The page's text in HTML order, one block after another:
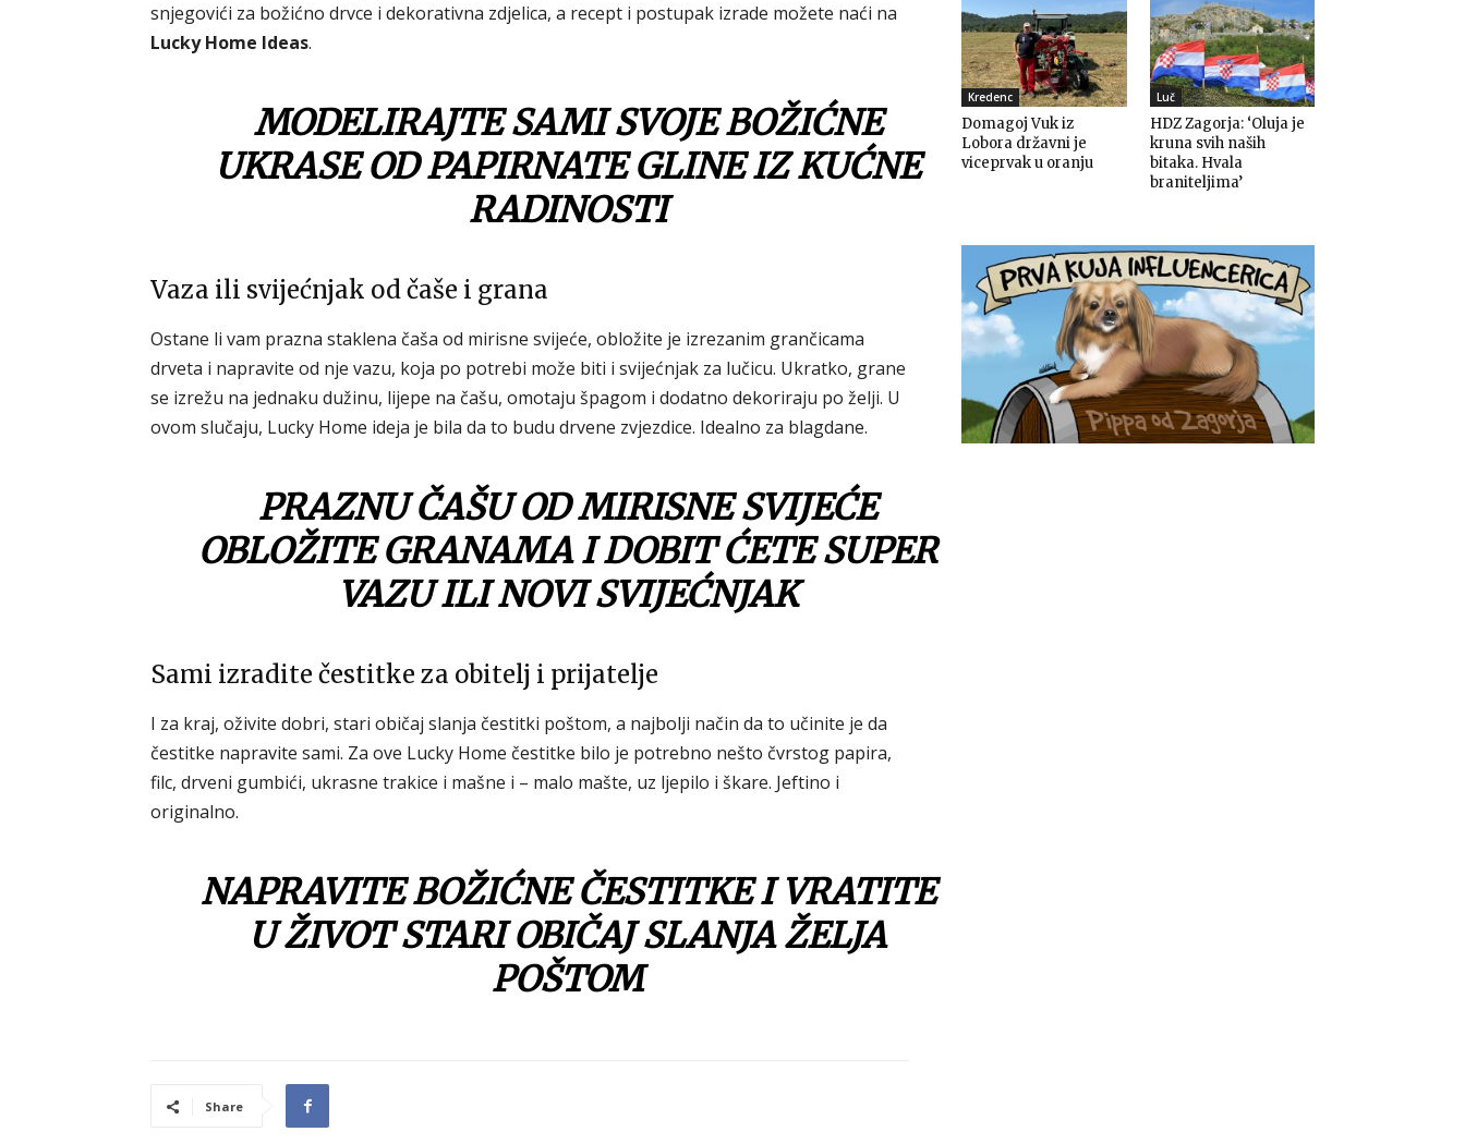
snjegovići za božićno drvce i dekorativna zdjelica, a recept i postupak izrade možete naći na
Lucky Home Ideas.
MODELIRAJTE SAMI SVOJE BOŽIĆNE
UKRASE OD PAPIRNATE GLINE IZ KUĆNE
RADINOSTI
Vaza ili svijećnjak od čaše i grana
Ostane li vam prazna staklena čaša od mirisne svijeće, obložite je izrezanim grančicama
drveta i napravite od nje vazu, koja po potrebi može biti i svijećnjak za lučicu. Ukratko, grane
se izrežu na jednaku dužinu, lijepe na čašu, omotaju špagom i dodatno dekoriraju po želji. U
ovom slučaju, Lucky Home ideja je bila da to budu drvene zvjezdice. Idealno za blagdane.
PRAZNU ČAŠU OD MIRISNE SVIJEĆE
OBLOŽITE GRANAMA I DOBIT ĆETE SUPER
VAZU ILI NOVI SVIJEĆNJAK
Sami izradite čestitke za obitelj i prijatelje
I za kraj, oživite dobri, stari običaj slanja čestitki poštom, a najbolji način da to učinite je da
čestitke napravite sami. Za ove Lucky Home čestitke bilo je potrebno nešto čvrstog papira,
filc, drveni gumbići, ukrasne trakice i mašne i – malo mašte, uz ljepilo i škare. Jeftino i
originalno.
NAPRAVITE BOŽIĆNE ČESTITKE I VRATITE
U ŽIVOT STARI OBIČAJ SLANJA ŽELJA
POŠTOM
Share
Kredenc
Domagoj Vuk iz
Lobora državni je
viceprvak u oranju
Luč
HDZ Zagorja: ‘Oluja je
kruna svih naših
bitaka. Hvala
braniteljima’